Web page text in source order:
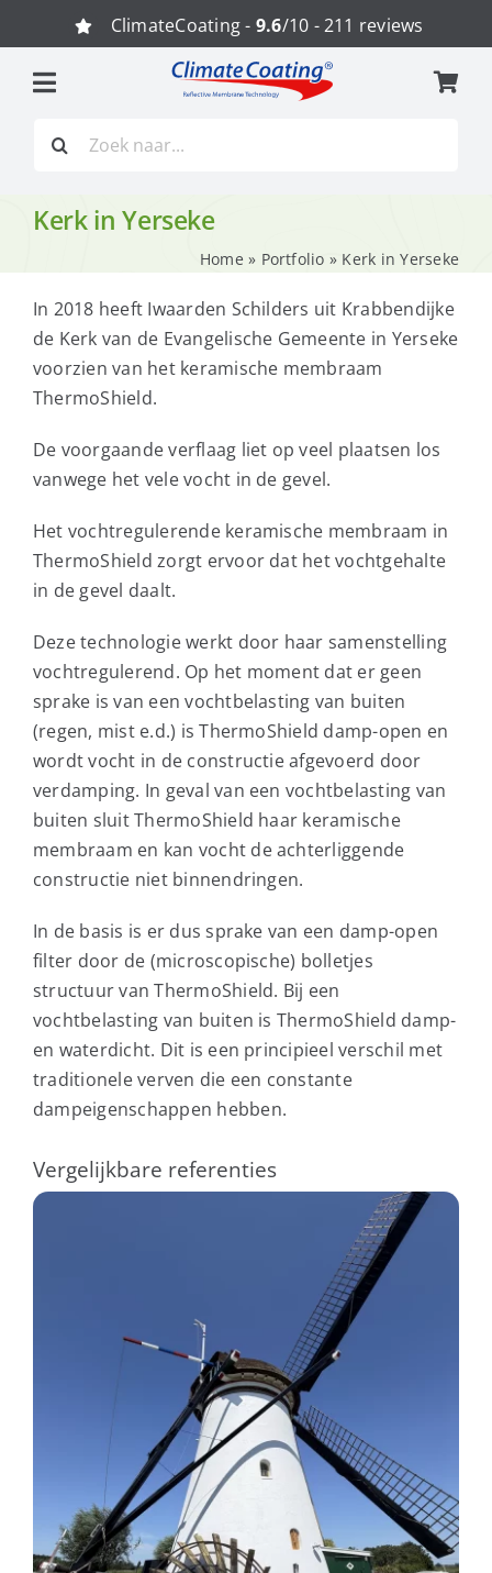
naar
inhoud
ClimateCoating - 9.6/10 - 211 reviews
naar:
Kerk in Yerseke
Home » Portfolio » Kerk in Yerseke
In 2018 heeft Iwaarden Schilders uit Krabbendijke
de Kerk van de Evangelische Gemeente in Yerseke
voorzien van het keramische membraam
ThermoShield.
De voorgaande verflaag liet op veel plaatsen los
vanwege het vele vocht in de gevel.
Het vochtregulerende keramische membraam in
ThermoShield zorgt ervoor dat het vochtgehalte
in de gevel daalt.
Deze technologie werkt door haar samenstelling
vochtregulerend. Op het moment dat er geen
sprake is van een vochtbelasting van buiten
(regen, mist e.d.) is ThermoShield damp-open en
wordt vocht in de constructie afgevoerd door
verdamping. In geval van een vochtbelasting van
buiten sluit ThermoShield haar keramische
membraam en kan vocht de achterliggende
constructie niet binnendringen.
In de basis is er dus sprake van een damp-open
filter door de (microscopische) bolletjes
structuur van ThermoShield. Bij een
vochtbelasting van buiten is ThermoShield damp-
en waterdicht. Dit is een principieel verschil met
traditionele verven die een constante
dampeigenschappen hebben.
Vergelijkbare referenties